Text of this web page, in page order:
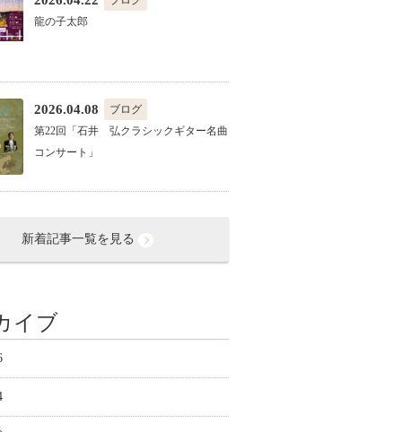
龍の子太郎
2026.04.08
ブログ
第22回「石井 弘クラシックギター名曲
コンサート」
新着記事一覧を見る
イブ